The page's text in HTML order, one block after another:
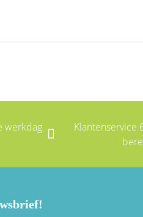
werkdag
Klantenservice